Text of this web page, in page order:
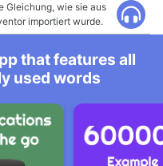
Gleichung, wie sie aus
importiert wurde.
that features all
used words